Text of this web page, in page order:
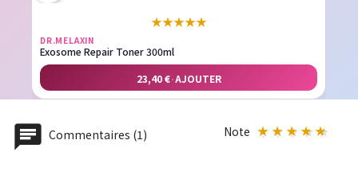
★★★★★
DR.MELAXIN
Exosome Repair Toner 300ml
23,40 €·AJOUTER
Commentaires (1) Note